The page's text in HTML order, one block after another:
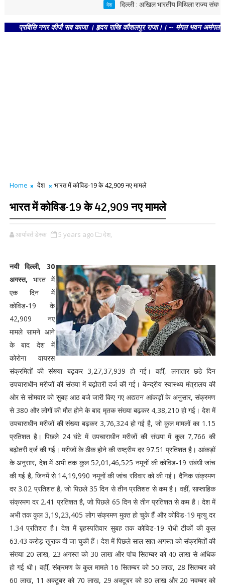
दिल्ली : अखिल भारतीय मिथिला राज्य संघर्ष समिति
नगर कीजै सब काजा । हृदय राखि कौशलपुर राजा।। -- मंगल भवन अमंगल हारी।
Home देश भारत में कोविड-19 के 42,909 नए मामले
भारत में कोविड-19 के 42,909 नए मामले
आर्यावर्त डेस्क 5 years ago देश,
नयी दिल्ली, 30
अगस्त, भारत में
एक दिन में
कोविड-19 के
42,909 नए
मामले सामने आने
के बाद देश में
कोरोना वायरस
संक्रमितों की संख्या बढ़कर 3,27,37,939 हो गई। वहीं, लगातार छठे दिन
उपचाराधीन मरीजों की संख्या में बढ़ोतरी दर्ज की गई। केन्द्रीय स्वास्थ्य मंत्रालय की
ओर से सोमवार को सुबह आठ बजे जारी किए गए अद्यतन आंकड़ों के अनुसार, संक्रमण
से 380 और लोगों की मौत होने के बाद मृतक संख्या बढ़कर 4,38,210 हो गई। देश में
उपचाराधीन मरीजों की संख्या बढ़कर 3,76,324 हो गई है, जो कुल मामलों का 1.15
प्रतिशत है। पिछले 24 घंटे में उपचाराधीन मरीजों की संख्या में कुल 7,766 की
बढ़ोतरी दर्ज की गई। मरीजों के ठीक होने की राष्ट्रीय दर 97.51 प्रतिशत है। आंकड़ों
के अनुसार, देश में अभी तक कुल 52,01,46,525 नमूनों की कोविड-19 संबंधी जांच
की गई है, जिनमें से 14,19,990 नमूनों की जांच रविवार को की गई। दैनिक संक्रमण
दर 3.02 प्रतिशत है, जो पिछले 35 दिन से तीन प्रतिशत से कम है। वहीं, साप्ताहिक
संक्रमण दर 2.41 प्रतिशत है, जो पिछले 65 दिन से तीन प्रतिशत से कम है। देश में
अभी तक कुल 3,19,23,405 लोग संक्रमण मुक्त हो चुके हैं और कोविड-19 मृत्यु दर
1.34 प्रतिशत है। देश में बृहस्पतिवार सुबह तक कोविड-19 रोधी टीकों की कुल
63.43 करोड़ खुराक दी जा चुकी हैं। देश में पिछले साल सात अगस्त को संक्रमितों की
संख्या 20 लाख, 23 अगस्त को 30 लाख और पांच सितम्बर को 40 लाख से अधिक
हो गई थी। वहीं, संक्रमण के कुल मामले 16 सितम्बर को 50 लाख, 28 सितम्बर को
60 लाख, 11 अक्टूबर को 70 लाख, 29 अक्टूबर को 80 लाख और 20 नवम्बर को